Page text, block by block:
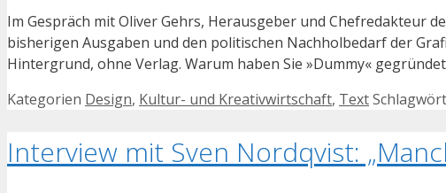
Im Gespräch mit Oliver Gehrs, Herausgeber und Chefredakteur
bisherigen Ausgaben und den politischen Nachholbedarf der
Hintergrund, ohne Verlag. Warum haben Sie »Dummy«
Kategorien Design, Kultur- und Kreativwirtschaft, Text
Interview mit Sven Nordqvist: